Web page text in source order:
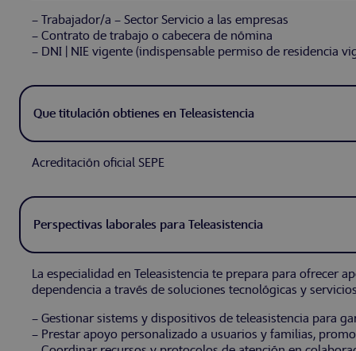
– Trabajador/a – Sector Servicio a las empresas
– Contrato de trabajo o cabecera de nómina
– DNI | NIE vigente (indispensable permiso de residencia
Que titulación obtienes en Teleasistencia
Acreditación oficial SEPE
Perspectivas laborales para Teleasistencia
La especialidad en Teleasistencia te prepara para ofrecer
dependencia a través de soluciones tecnológicas y
– Gestionar sistems y dispositivos de teleasistencia para
– Prestar apoyo personalizado a usuarios y familias,